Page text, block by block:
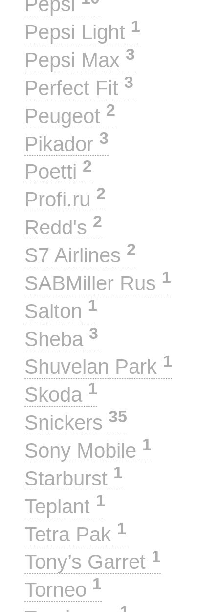
Pepsi Light 1
Pepsi Max 3
Perfect Fit 3
Peugeot 2
Pikador 3
Poetti 2
Profi.ru 2
Redd's 2
S7 Airlines 2
SABMiller Rus 1
Salton 1
Sheba 3
Shuvelan Park 1
Skoda 1
Snickers 35
Sony Mobile 1
Starburst 1
Teplant 1
Tetra Pak 1
Tony’s Garret 1
Torneo 1